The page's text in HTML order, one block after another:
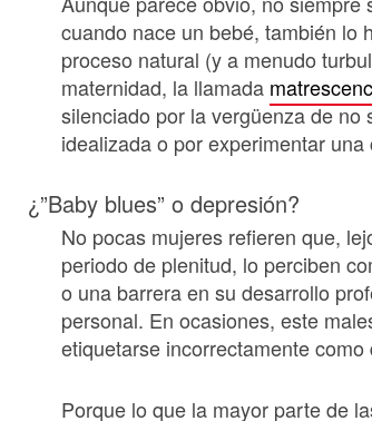
cuando nace un bebé, también lo
proceso natural (y a menudo
maternidad, la llamada
silenciado por la vergüenza de no
idealizada o por experimentar una
¿”Baby blues” o depresión?
No pocas mujeres refieren que,
periodo de plenitud, lo perciben
o una barrera en su desarrollo
personal. En ocasiones, este
etiquetarse incorrectamente
Porque lo que la mayor parte de